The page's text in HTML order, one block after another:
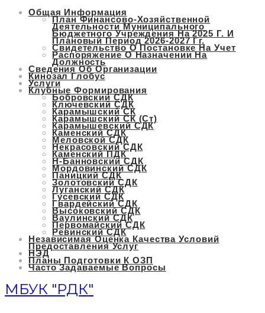
Перейти
содержимому
Общая Информация
План Финансово-Хозяйственной
Деятельности Муниципального
Бюджетного Учреждения На 2025 Г. И
Плановый Период 2026-2027 Гг.
Свидетельство О Постановке На Учет
Распоряжение О Назначении На
Должность
Сведения Об Организации
Кинозал Глобус
Услуги
Клубные Формирования
Бобровский СДК
Ключевский СДК
Карамышский СК
Карамышский СК (ст)
Карамышевский СДК
Каменский СДК
Меловской СДК
Некрасовский СДК
Каменский ПДК
Н-Банновский СДК
Мордовинский СДК
Паницкий СДК
Золотовский СДК
Луганский СДК
Гусевский СДК
Гвардейский СДК
Высоковский СДК
Ваулинский СДК
Первомайский СДК
Ревинский СДК
Независимая Оценка Качества Условий
Предоставления Услуг
НЭД
Планы Подготовки К ОЗП
Часто Задаваемые Вопросы
МБУК "РДК"